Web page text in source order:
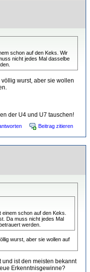
schon auf den Keks. Wir
nicht jedes Mal dasselbe
wurst, aber sie wollen
der U4 und U7 tauschen!
Beitrag zitieren
schon auf den Keks.
Da muss nicht jedes Mal
werden.
wurst, aber sie wollen auf
ist den meisten bekannt
Erkenntnisgewinne?